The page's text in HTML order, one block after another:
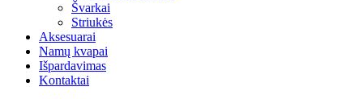
Švarkai
Striukės
Aksesuarai
Namų kvapai
Išpardavimas
Kontaktai